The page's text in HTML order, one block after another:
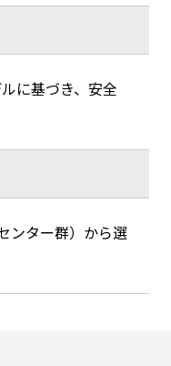
に基づき、安全
ンター群）から選